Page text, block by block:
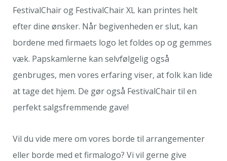
FestivalChair og FestivalChair XL kan printes helt
efter dine ønsker. Når begivenheden er slut, kan
bordene med firmaets logo let foldes op og gemmes
væk. Papskamlerne kan selvfølgelig også
genbruges, men vores erfaring viser, at folk kan lide
at tage det hjem. De gør også FestivalChair til en
perfekt salgsfremmende gave!
Vil du vide mere om vores borde til arrangementer
eller borde med et firmalogo? Vi vil gerne give